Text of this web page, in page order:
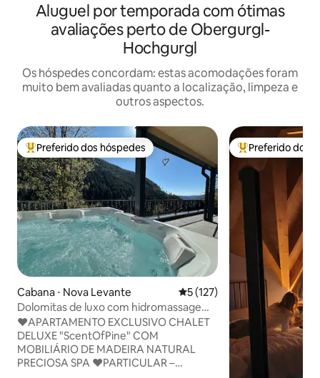
Aluguel por temporada com ótimas
avaliações perto de Obergurgl-
Hochgurgl
Os hóspedes concordam: estas acomodações foram
muito bem avaliadas quanto a localização, limpeza e
outros aspectos.
Entre os melhores preferidos dos hóspedes
Preferido dos hóspedes
Cabana ⋅ Nova Levante 5 de uma avaliação média de
5 (127)
Dolomitas de luxo com hidromassagem
e sauna
♥️APARTAMENTO EXCLUSIVO CHALET
DELUXE "ScentOfPine" COM
MOBILIÁRIO DE MADEIRA NATURAL
PRECIOSA SPA ♥️PARTICULAR –
Entre os
Preferido dos